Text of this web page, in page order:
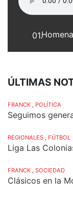
01.
ÚLTIMAS
FRANCK , POLÍTICA
Seguimos
REGIONALES , FÚTBOL
Liga Las
FRANCK , SOCIEDAD
Clásicos en la